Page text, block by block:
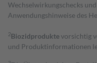
Wechselwirkungschecks
Anwendungshinweise des
2Biozidproduktevorsichtig
und Produktinformationen